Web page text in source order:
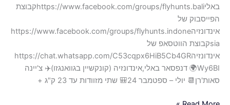
באליhttps://www.facebook.com/groups/flyhunts.baliקבוצת
הפייסבוק של
אינדונזיהhttps://www.facebook.com/groups/flyhunts.indone
siaקבוצת הווטסאפ של
אינדונזיהhttps://chat.whatsapp.com/C53cqpx6HiB5Cb4GR
Wy6BI🌍 דנפסאר באלי,אינדונזיה (קונקשיין בגוואנגזו)✈️ צ'יינה
סאות'רן📆 יולי – ספטמבר 24🎒 שתי מזוודות עד 23 ק"ג +